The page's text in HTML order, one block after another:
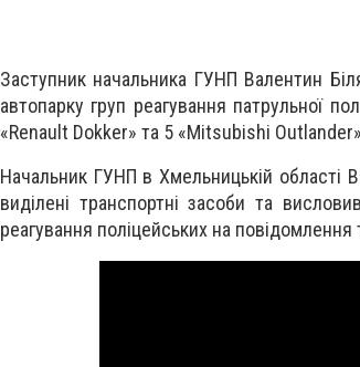
Заступник начальника ГУНП Валентин
автопарку груп реагування патрульної
«Renault Dokker» та 5 «Mitsubishi
Начальник ГУНП в Хмельницькій області
виділені транспортні засоби та
реагування поліцейських на повідомлення